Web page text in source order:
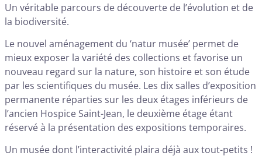
Un véritable parcours de découverte de l’évolution et de
la biodiversité.
Le nouvel aménagement du ‘natur musée’ permet de
mieux exposer la variété des collections et favorise un
nouveau regard sur la nature, son histoire et son étude
par les scientifiques du musée. Les dix salles d’exposition
permanente réparties sur les deux étages inférieurs de
l’ancien Hospice Saint-Jean, le deuxième étage étant
réservé à la présentation des expositions temporaires.
Un musée dont l’interactivité plaira déjà aux tout-petits !